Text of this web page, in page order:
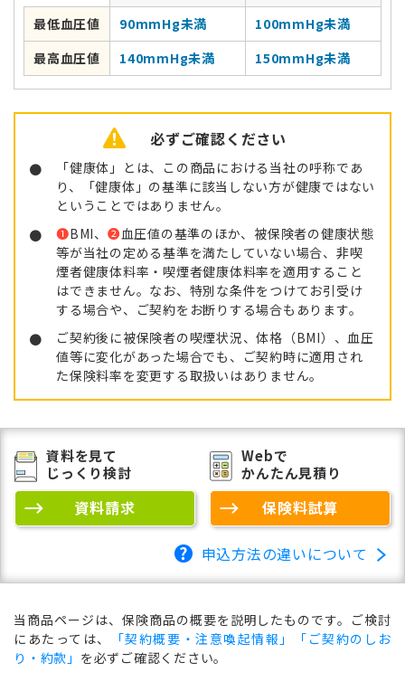
最低血圧値
90mmHg未満
100mmHg未満
最高血圧値
140mmHg未満 150mmHg未満
必ずご確認ください
「健康体」とは、この商品における当社の呼称であ
り、「健康体」の基準に該当しない方が健康ではない
ということではありません。
❶BMI、 ❷血圧値の基準のほか、被保険者の健康状態
等が当社の定める基準を満たしていない場合、非喫
煙者健康体料率・喫煙者健康体料率を適用すること
はできません。なお、特別な条件をつけてお引受け
する場合や、ご契約をお断りする場合もあります。
ご契約後に被保険者の喫煙状況、体格（BMI）、血圧
値等に変化があった場合でも、ご契約時に適用され
た保険料率を変更する取扱いはありません。
資料を見て
じっくり検討
資料請求
Webで
かんたん見積り
保険料試算
申込方法の違いについて
当商品ページは、保険商品の概要を説明したものです。ご検討
にあたっては、
「契約概要・注意喚起情報」「ご契約のしお
り・約款」 を必ずご確認ください。